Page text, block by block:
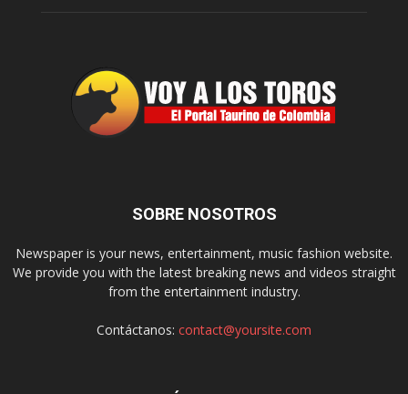
SOBRE NOSOTROS
Newspaper is your news, entertainment, music fashion website.
We provide you with the latest breaking news and videos straight
from the entertainment industry.
Contáctanos: contact@yoursite.com